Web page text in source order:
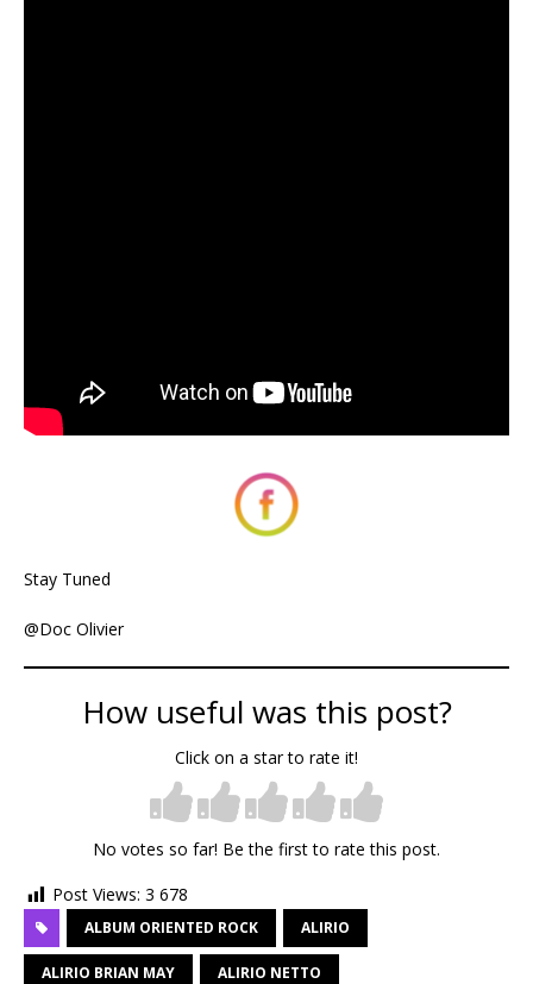
Stay Tuned
@Doc Olivier
How useful was this post?
Click on a star to rate it!
No votes so far! Be the first to rate this post.
Post Views: 3 678
ALBUM ORIENTED ROCK ALIRIO
ALIRIO BRIAN MAY ALIRIO NETTO